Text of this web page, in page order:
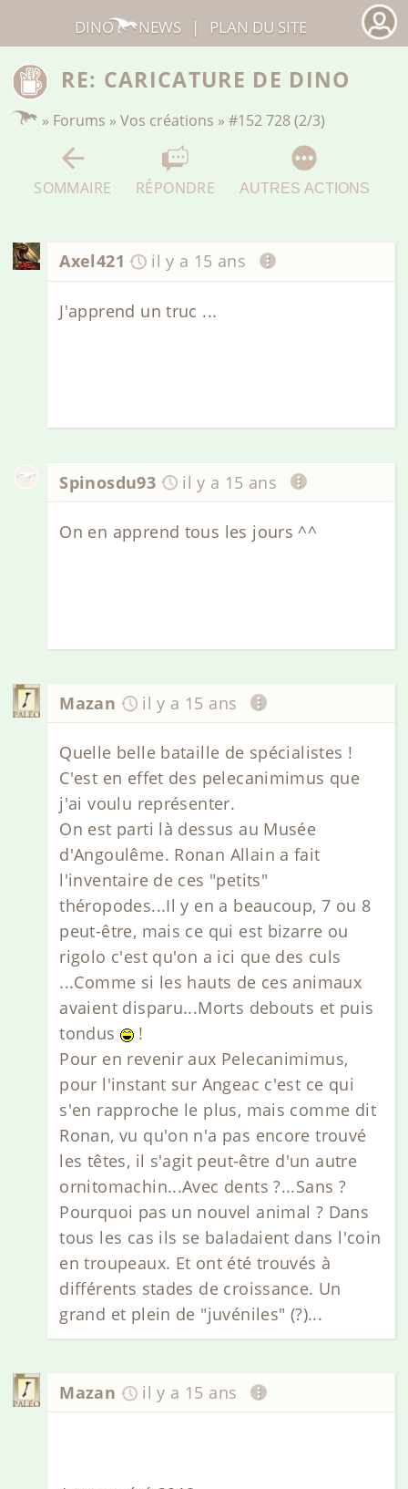
RE: CARICATURE DE DINO
» Forums »Vos créations »#152 728 (2/3)
SOMMAIRE RÉPONDRE AUTRES ACTIONS
Axel421 il y a 15 ans
J'apprend un truc ...
Spinosdu93 il y a 15 ans
On en apprend tous les jours ^^
Mazan il y a 15 ans
Quelle belle bataille de spécialistes !
C'est en effet des pelecanimimus que
j'ai voulu représenter.
On est parti là dessus au Musée
d'Angoulême. Ronan Allain a fait
l'inventaire de ces "petits"
théropodes...Il y en a beaucoup, 7 ou 8
peut-être, mais ce qui est bizarre ou
rigolo c'est qu'on a ici que des culs
...Comme si les hauts de ces animaux
avaient disparu...Morts debouts et puis
tondus
!
Pour en revenir aux Pelecanimimus,
pour l'instant sur Angeac c'est ce qui
s'en rapproche le plus, mais comme dit
Ronan, vu qu'on n'a pas encore trouvé
les têtes, il s'agit peut-être d'un autre
ornitomachin...Avec dents ?...Sans ?
Pourquoi pas un nouvel animal ? Dans
tous les cas ils se baladaient dans l'coin
en troupeaux. Et ont été trouvés à
différents stades de croissance. Un
grand et plein de "juvéniles" (?)...
Mazan il y a 15 ans
DINO NEWS | PLAN DU SITE